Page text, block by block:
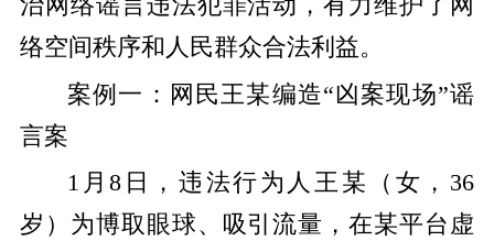
治网络谣言违法犯罪活动，有力维护了网
络空间秩序和人民群众合法利益。
案例一：网民王某编造“凶案现场”谣
言案
1月8日，违法行为人王某（女，36
岁）为博取眼球、吸引流量，在某平台虚